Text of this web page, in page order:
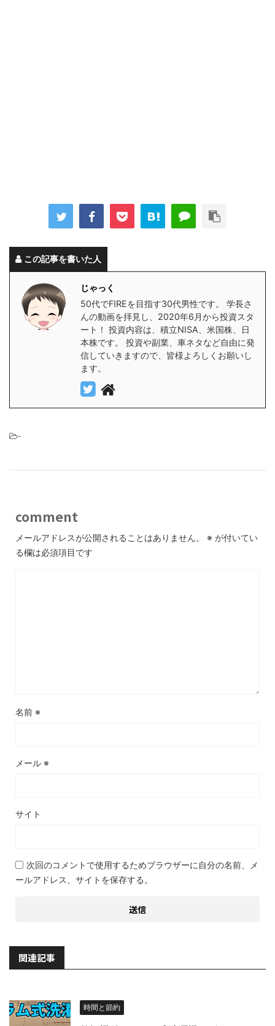
この記事を書いた人
じゃっく
50代でFIREを目指す30代男性です。 学長さ
んの動画を拝見し、2020年6月から投資スタ
ート！ 投資内容は、積立NISA、米国株、日
本株です。 投資や副業、車ネタなど自由に発
信していきますので、皆様よろしくお願いし
ます。
-
comment
メールアドレスが公開されることはありません。 ※ が付いてい
る欄は必須項目です
名前 ※
メール ※
サイト
次回のコメントで使用するためブラウザーに自分の名前、メ
ールアドレス、サイトを保存する。
関連記事
時間と節約